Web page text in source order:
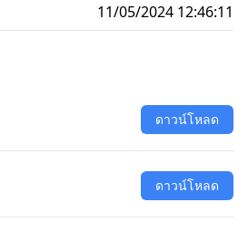
11/05/2024 12:46:11
ดาวน์โหลด
ดาวน์โหลด